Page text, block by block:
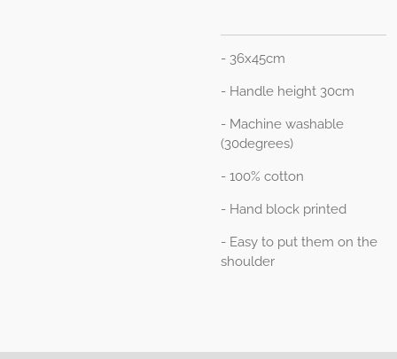
- 36x45cm
- Handle height 30cm
- Machine washable
(30degrees)
- 100% cotton
- Hand block printed
- Easy to put them on the
shoulder